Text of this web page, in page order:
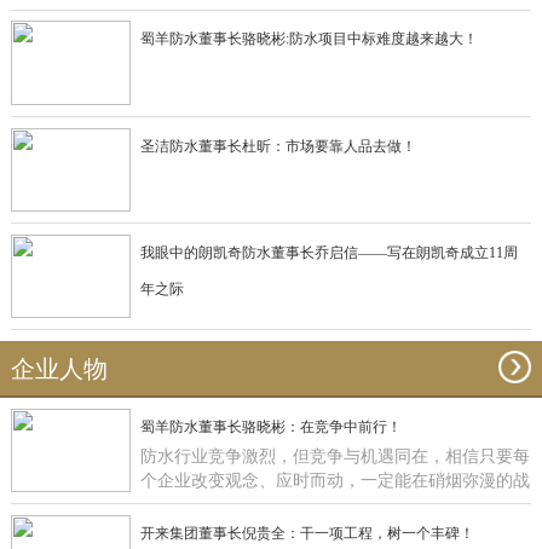
名，起码就是第二名了”。
蜀羊防水董事长骆晓彬:防水项目中标难度越来越大！
圣洁防水董事长杜昕：市场要靠人品去做！
我眼中的朗凯奇防水董事长乔启信——写在朗凯奇成立11周
年之际
企业人物
蜀羊防水董事长骆晓彬：在竞争中前行！
防水行业竞争激烈，但竞争与机遇同在，相信只要每
个企业改变观念、应时而动，一定能在硝烟弥漫的战
场获得一席之地，正如蜀羊防水：一直在竞争中前
行！
开来集团董事长倪贵全：干一项工程，树一个丰碑！